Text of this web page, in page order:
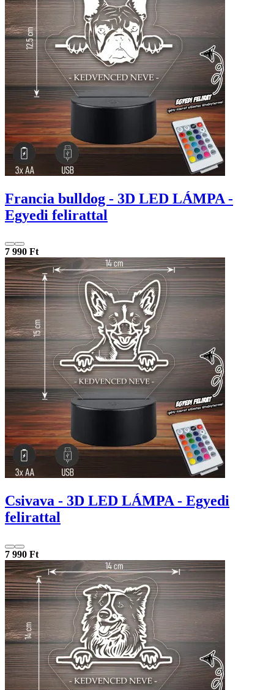
Francia bulldog - 3D LED LÁMPA -
Egyedi felirattal
7 990 Ft
Csivava - 3D LED LÁMPA - Egyedi
felirattal
7 990 Ft